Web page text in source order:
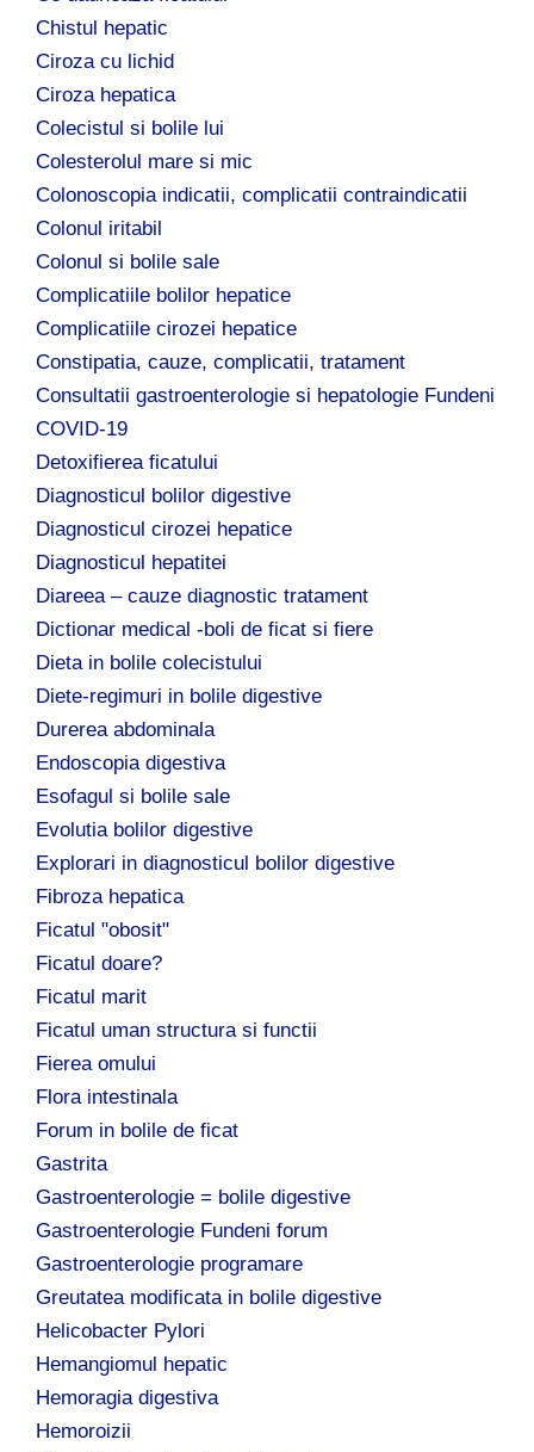
Chistul hepatic
Ciroza cu lichid
Ciroza hepatica
Colecistul si bolile lui
Colesterolul mare si mic
Colonoscopia indicatii, complicatii contraindicatii
Colonul iritabil
Colonul si bolile sale
Complicatiile bolilor hepatice
Complicatiile cirozei hepatice
Constipatia, cauze, complicatii, tratament
Consultatii gastroenterologie si hepatologie Fundeni
COVID-19
Detoxifierea ficatului
Diagnosticul bolilor digestive
Diagnosticul cirozei hepatice
Diagnosticul hepatitei
Diareea – cauze diagnostic tratament
Dictionar medical -boli de ficat si fiere
Dieta in bolile colecistului
Diete-regimuri in bolile digestive
Durerea abdominala
Endoscopia digestiva
Esofagul si bolile sale
Evolutia bolilor digestive
Explorari in diagnosticul bolilor digestive
Fibroza hepatica
Ficatul "obosit"
Ficatul doare?
Ficatul marit
Ficatul uman structura si functii
Fierea omului
Flora intestinala
Forum in bolile de ficat
Gastrita
Gastroenterologie = bolile digestive
Gastroenterologie Fundeni forum
Gastroenterologie programare
Greutatea modificata in bolile digestive
Helicobacter Pylori
Hemangiomul hepatic
Hemoragia digestiva
Hemoroizii